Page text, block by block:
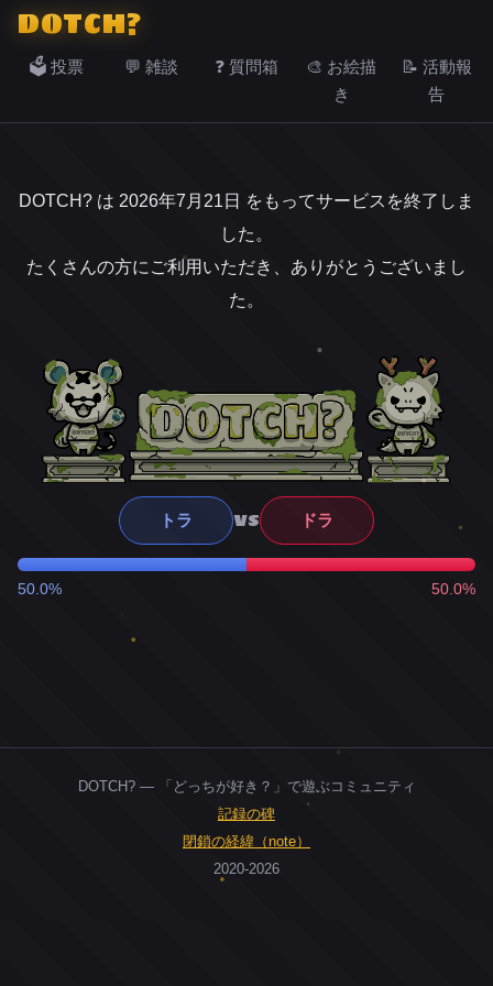
DOTCH?
🗳️ 投票 💬 雑談 ❓ 質問箱
🎨 お絵描
き
📝 活動報
告
DOTCH? は 2026年7月21日 をもってサービスを終了しま
した。
たくさんの方にご利用いただき、ありがとうございまし
た。
トラ VS ドラ
50.0% 50.0%
DOTCH? — 「どっちが好き？」で遊ぶコミュニティ
記録の碑
閉鎖の経緯（note）
2020-2026